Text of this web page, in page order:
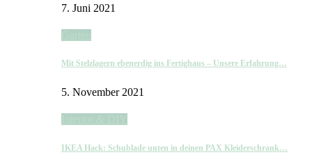
7. Juni 2021
Mit Stelzlagern ebenerdig ins Fertighaus – Unsere Erfahrung…
5. November 2021
IKEA Hack: Schublade unten in deinen PAX Kleiderschrank…